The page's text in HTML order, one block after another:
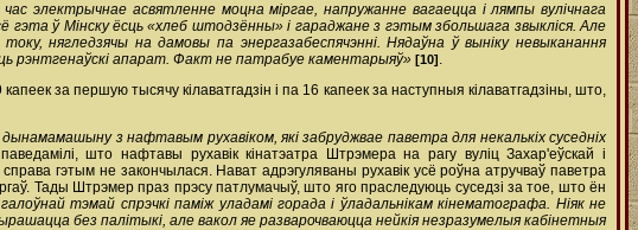
электрычнае асвятленне моцна міргае, напружанне вагаецца і лямпы вулічнага
гэта ў Мінску ёсць «хлеб штодзённы» і гараджане з гэтым збольшага звыкліся. Але
нягледзячы на дамовы па энергазабеспячэнні. Нядаўна ў выніку невыканання
рэнтгенаўскі апарат. Факт не патрабуе каментарыяў» [10].
за першую тысячу кілават­гадзін і па 16 капеек за наступныя кілават­гадзіны, што,
з нафтавым рухавіком, які забруджвае паветра для некалькіх суседніх
што нафтавы рухавік кінатэатра Штрэмера на рагу вуліц Захар'еўскай і
гэтым не закончылася. Нават адрэгуляваны рухавік усё роўна атручваў паветра
Тады Штрэмер праз прэсу патлумачыў, што яго праследуюць суседзі за тое, што ён
тэмай спрэчкі паміж уладамі горада і ўладальнікам кінематографа. Ніяк не
без палітыкі, але вакол яе разварочваюцца нейкія незразумелыя кабінетныя